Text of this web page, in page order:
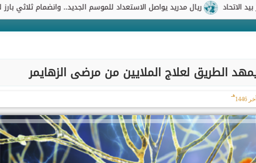
ريال مدريد يواصل الاستعداد للموسم الجديد.. وانضمام ثلاثي بارز للتدريبات
الطريق لعلاج الملايين من مرضى الزهايمر
هـ